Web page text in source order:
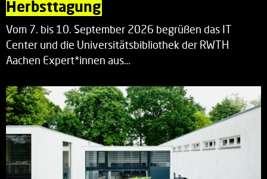
Herbsttagung
Vom 7. bis 10. September 2026 begrüßen das IT
Center und die Universitätsbibliothek der RWTH
Aachen Expert*innen aus…